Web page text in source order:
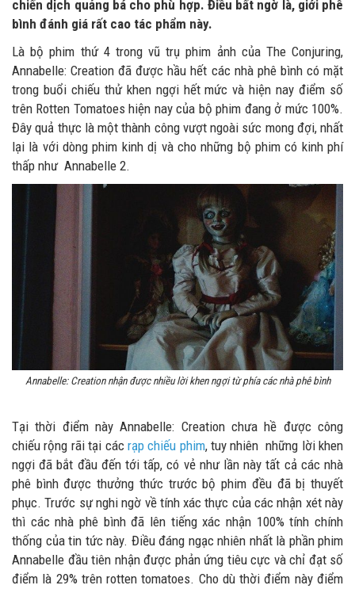
chiến dịch quảng bá cho phù hợp. Điều bất ngờ là, giới phê
bình đánh giá rất cao tác phẩm này.
Là bộ phim thứ 4 trong vũ trụ phim ảnh của The Conjuring,
Annabelle: Creation đã được hầu hết các nhà phê bình có mặt
trong buổi chiếu thử khen ngợi hết mức và hiện nay điểm số
trên Rotten Tomatoes hiện nay của bộ phim đang ở mức 100%.
Đây quả thực là một thành công vượt ngoài sức mong đợi, nhất
lại là với dòng phim kinh dị và cho những bộ phim có kinh phí
thấp như Annabelle 2.
Annabelle: Creation nhận được nhiều lời khen ngợi từ phía các nhà phê bình
Tại thời điểm này Annabelle: Creation chưa hề được công
chiếu rộng rãi tại các rạp chiếu phim, tuy nhiên những lời khen
ngợi đã bắt đầu đến tới tấp, có vẻ như lần này tất cả các nhà
phê bình được thưởng thức trước bộ phim đều đã bị thuyết
phục. Trước sự nghi ngờ về tính xác thực của các nhận xét này
thì các nhà phê bình đã lên tiếng xác nhận 100% tính chính
thống của tin tức này. Điều đáng ngạc nhiên nhất là phần phim
Annabelle đầu tiên nhận được phản ứng tiêu cực và chỉ đạt số
điểm là 29% trên rotten tomatoes. Cho dù thời điểm này điểm